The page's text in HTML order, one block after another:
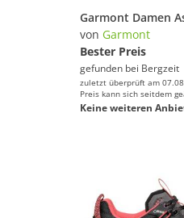
von Garmont
Bester Preis
gefunden bei Bergzeit
zuletzt überprüft am
Preis kann sich seitdem
Keine weiteren